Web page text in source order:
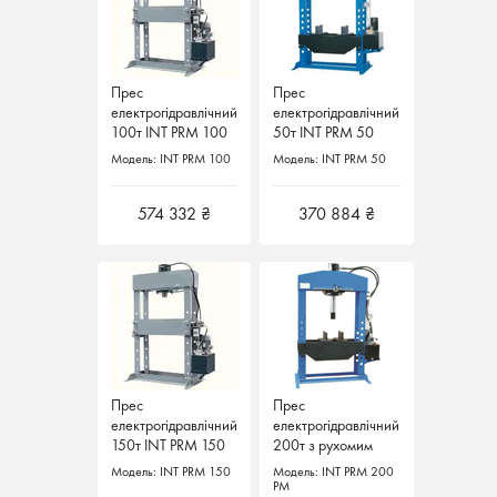
Прес
електрогідравлічний
100т INT PRM 100
Італія
Модель: INT PRM 100
574 332 ₴
Прес
електрогідравлічний
100т INT PRM 100
Італія
Модель: INT PRM 100
574 332 ₴
Прес
електрогідравлічний
50т INT PRM 50
Werther Італія
Модель: INT PRM 50
370 884 ₴
Прес
електрогідравлічний
50т INT PRM 50
Werther Італія
Модель: INT PRM 50
370 884 ₴
Прес
електрогідравлічний
150т INT PRM 150
Італія
Модель: INT PRM 150
Прес
електрогідравлічний
150т INT PRM 150
Італія
Модель: INT PRM 150
Прес
електрогідравлічний
200т з рухомим
поршнем INT PRM
200 PM Werther
Модель: INT PRM 200
PM
Прес
електрогідравлічний
200т з рухомим
поршнем INT PRM
200 PM Werther
Модель: INT PRM 200
PM